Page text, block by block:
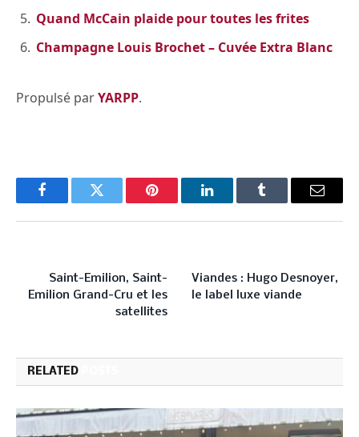
Quand McCain plaide pour toutes les frites
Champagne Louis Brochet – Cuvée Extra Blanc
Propulsé parYARPP.
FacebookTwitter Pinterest LinkedInTumblr Email
Saint-Emilion, Saint-
Emilion Grand-Cru et les
satellites
Viandes : Hugo Desnoyer,
le label luxe viande
RELATED